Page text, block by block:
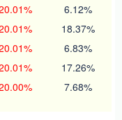
6.12%
18.37%
6.83%
17.26%
7.68%